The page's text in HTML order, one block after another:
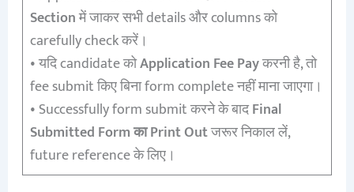
Sectionमें जाकर सभी details और columns को
carefully check करें।
• यदि candidate कोApplication Fee Payकरनी है, तो
fee submit किए बिना form complete नहीं माना जाएगा।
• Successfully form submit करने के बादFinal
Submitted Form का Print Outजरूर निकाल लें,
future reference के लिए।